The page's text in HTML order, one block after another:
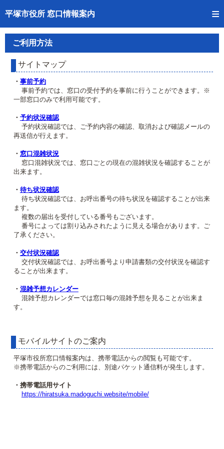
平塚市役所 窓口情報案内
トップページへ
ご利用方法
予約状況確認
窓口混雑状況
待ち状況確認
混雑予想カレンダー
ご利用方法
サイトマップ
・ 事前予約
事前予約では、窓口の受付予約を事前に行うことができます。※
一部窓口のみで利用可能です。
・ 予約状況確認
予約状況確認では、ご予約内容の確認、取消および確認メールの
再送信が行えます。
・ 窓口混雑状況
窓口混雑状況では、窓口ごとの現在の混雑状況を確認することが
出来ます。
・ 待ち状況確認
待ち状況確認では、お呼出番号の待ち状況を確認することが出来
ます。
複数の届出を受付している番号もございます。
番号によっては割り込みされたように見える場合があります。ご
了承ください。
・ 交付状況確認
交付状況確認では、お呼出番号より申請書類の交付状況を確認す
ることが出来ます。
・ 混雑予想カレンダー
混雑予想カレンダーでは窓口毎の混雑予想を見ることが出来ま
す。
モバイルサイトのご案内
平塚市役所窓口情報案内は、携帯電話からの閲覧も可能です。
※携帯電話からのご利用には、別途パケット通信料が発生します。
・携帯電話用サイト
https://hiratsuka.madoguchi.website/mobile/